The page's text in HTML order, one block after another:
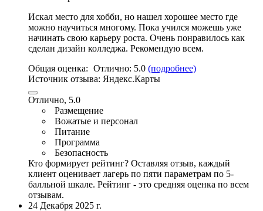
Искал место для хобби, но нашел хорошее место где
можно научиться многому. Пока учился можешь уже
начинать свою карьеру роста. Очень понравилось как
сделан дизайн колледжа. Рекомендую всем.
Общая оценка: Отлично: 5.0 (подробнее)
Источник отзыва: Яндекс.Карты
Отлично, 5.0
Размещение
Вожатые и персонал
Питание
Программа
Безопасность
Кто формирует рейтинг? Оставляя отзыв, каждый
клиент оценивает лагерь по пяти параметрам по 5-
балльной шкале. Рейтинг - это средняя оценка по всем
отзывам.
24 Декабря 2025 г.